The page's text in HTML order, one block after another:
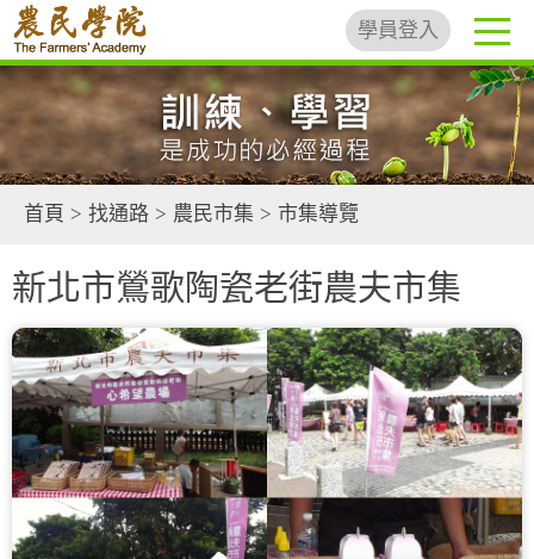
學員登入
首頁 > 找通路 > 農民市集 > 市集導覽
新北市鶯歌陶瓷老街農夫市集